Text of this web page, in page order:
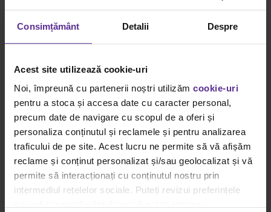
Consimțământ Detalii Despre
Acest site utilizează cookie-uri
Noi, împreună cu partenerii noștri utilizăm cookie-uri
pentru a stoca și accesa date cu caracter personal,
precum date de navigare cu scopul de a oferi și
personaliza conținutul și reclamele și pentru analizarea
traficului de pe site. Acest lucru ne permite să vă afișăm
reclame și conținut personalizat și/sau geolocalizat și vă
permite să interacționați cu conținutul nostru prin
intermediul rețelelor sociale. Puteți revizui preferințele
Pilot în România: De ce alegerea profesioniștilor trece prin
Dacris
Gallery
Pilot în România: De ce alegerea profesioniștilor trece
Ghiduri Achiziții Smart,NOI SI PILOT,Viziunea Dacris
Pilot în România: De ce alegerea
profesioniștilor trece prin Dacris
By Carmen Savu|29 septembrie|Categories: Ghiduri Achiziții Smart
NOI SI PILOT
Viziunea Dacris Tags: frixion
instrumente de scris,Pilot,Pilot în România, V-System